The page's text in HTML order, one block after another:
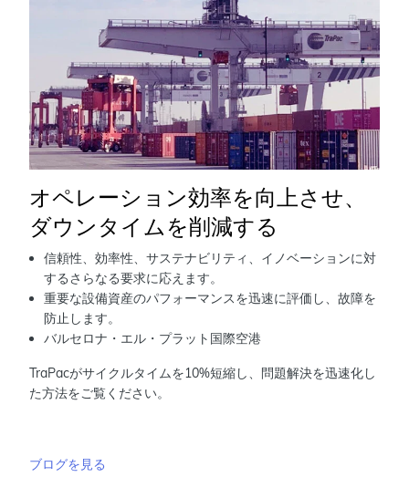
オペレーション効率を向上させ、
ダウンタイムを削減する
信頼性、効率性、サステナビリティ、イノベーションに対
するさらなる要求に応えます。
重要な設備資産のパフォーマンスを迅速に評価し、故障を
防止します。
バルセロナ・エル・プラット国際空港
TraPacがサイクルタイムを10%短縮し、問題解決を迅速化し
た方法をご覧ください。
ブログを見る